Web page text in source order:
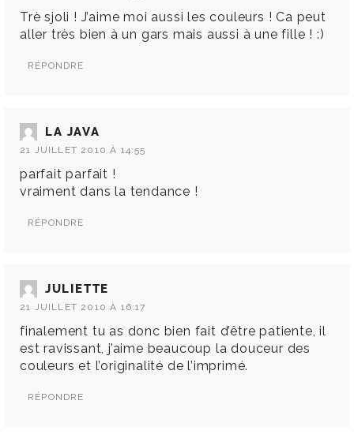
Trè sjoli ! J’aime moi aussi les couleurs ! Ca peut
aller très bien à un gars mais aussi à une fille ! :)
RÉPONDRE
LA JAVA
21 JUILLET 2010 À 14:55
parfait parfait !
vraiment dans la tendance !
RÉPONDRE
JULIETTE
21 JUILLET 2010 À 16:17
finalement tu as donc bien fait d’être patiente, il
est ravissant, j’aime beaucoup la douceur des
couleurs et l’originalité de l’imprimé.
RÉPONDRE